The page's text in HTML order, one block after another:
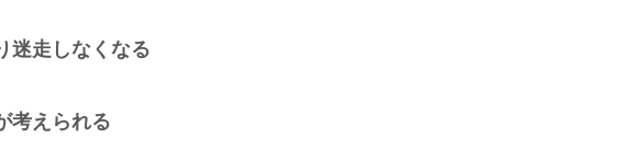
迷走しなくなる
考えられる